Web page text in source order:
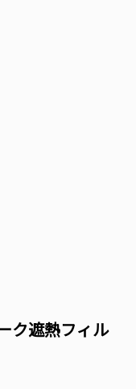
ク遮熱フィル